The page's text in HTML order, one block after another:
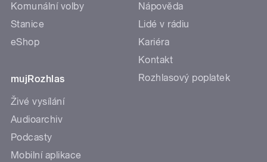
Komunální volby
Stanice
eShop
mujRozhlas
Živé vysílání
Audioarchiv
Podcasty
Mobilní aplikace
Nápověda
Lidé v rádiu
Kariéra
Kontakt
Rozhlasový poplatek